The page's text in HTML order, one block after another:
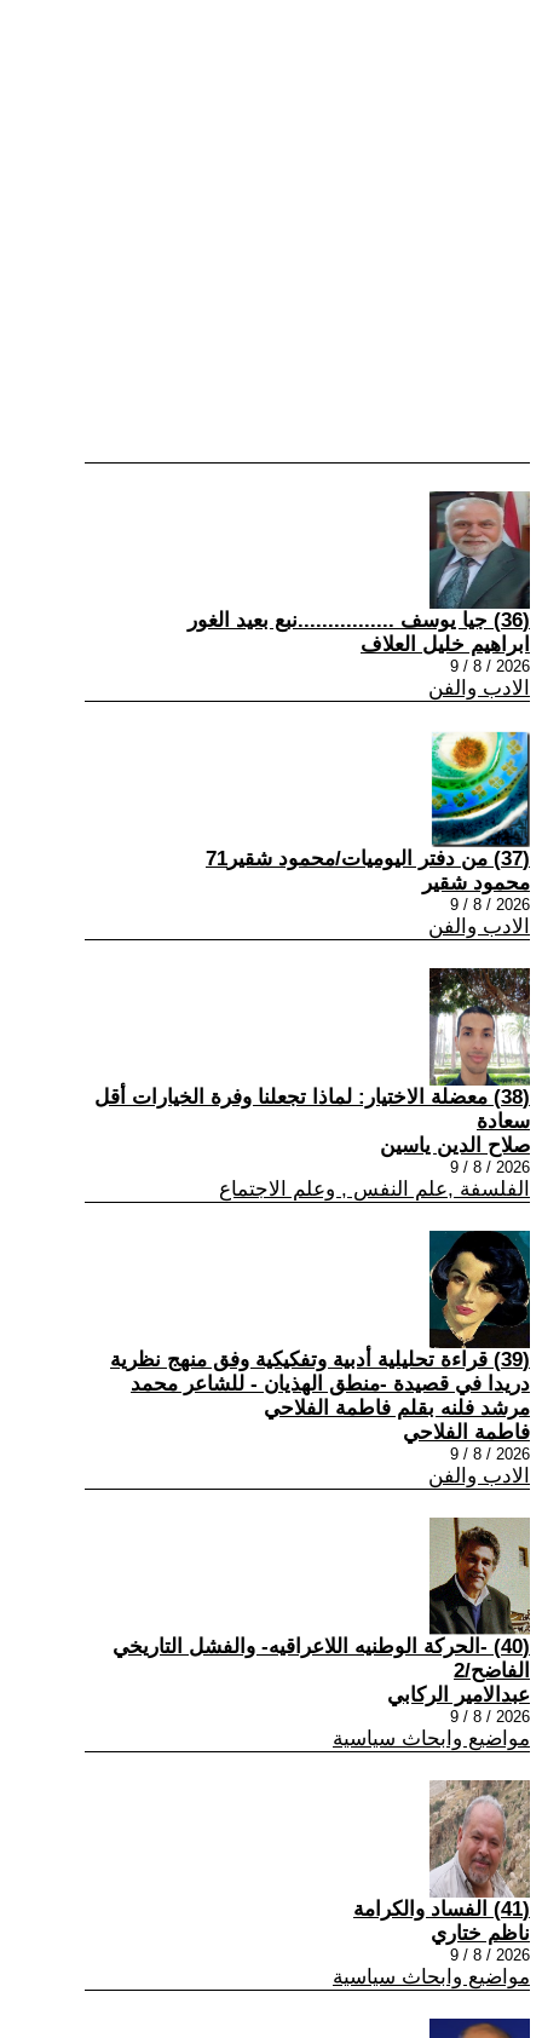
(36) جيا يوسف ................نبع بعيد الغور
ابراهيم خليل العلاف
2026 / 8 / 9
الادب والفن
(37) من دفتر اليوميات/محمود شقير71
محمود شقير
2026 / 8 / 9
الادب والفن
(38) معضلة الاختيار: لماذا تجعلنا وفرة الخيارات أقل
سعادة
صلاح الدين ياسين
2026 / 8 / 9
الفلسفة ,علم النفس , وعلم الاجتماع
(39) قراءة تحليلية أدبية وتفكيكية وفق منهج نظرية
دريدا في قصيدة -منطق الهذيان - للشاعر محمد
مرشد فلنه بقلم فاطمة الفلاحي
فاطمة الفلاحي
2026 / 8 / 9
الادب والفن
(40) -الحركة الوطنيه اللاعراقيه- والفشل التاريخي
الفاضح/2
عبدالامير الركابي
2026 / 8 / 9
مواضيع وابحاث سياسية
(41) الفساد والكرامة
ناظم ختاري
2026 / 8 / 9
مواضيع وابحاث سياسية